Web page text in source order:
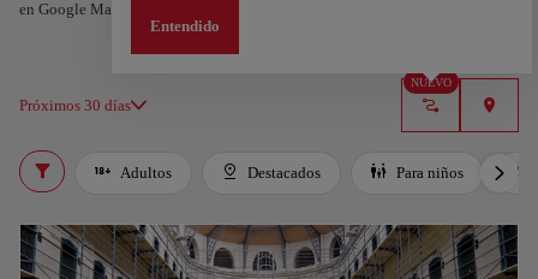
en Google Maps.
Próximos 30 días
NUEVO
Entendido
Adultos Destacados Para niños